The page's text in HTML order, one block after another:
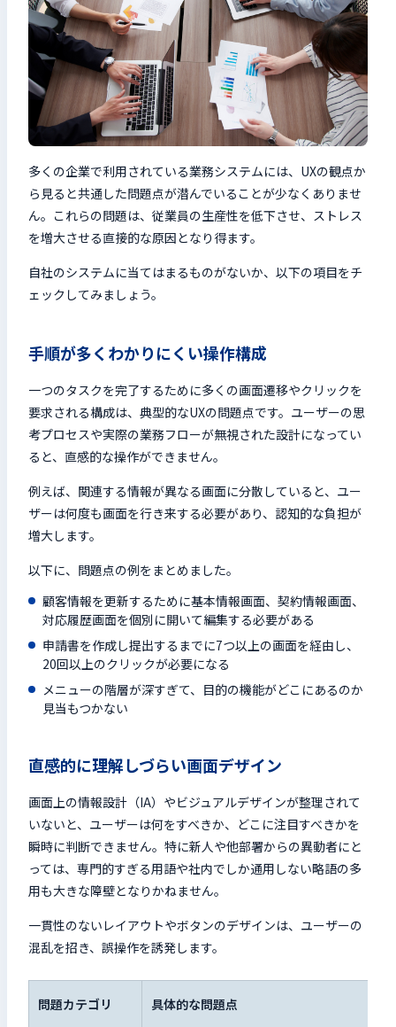
多くの企業で利用されている業務システムには、UXの観点か
ら見ると共通した問題点が潜んでいることが少なくありませ
ん。これらの問題は、従業員の生産性を低下させ、ストレス
を増大させる直接的な原因となり得ます。
自社のシステムに当てはまるものがないか、以下の項目をチ
ェックしてみましょう。
手順が多くわかりにくい操作構成
一つのタスクを完了するために多くの画面遷移やクリックを
要求される構成は、典型的なUXの問題点です。ユーザーの思
考プロセスや実際の業務フローが無視された設計になってい
ると、直感的な操作ができません。
例えば、関連する情報が異なる画面に分散していると、ユー
ザーは何度も画面を行き来する必要があり、認知的な負担が
増大します。
以下に、問題点の例をまとめました。
顧客情報を更新するために基本情報画面、契約情報画面、
対応履歴画面を個別に開いて編集する必要がある
申請書を作成し提出するまでに7つ以上の画面を経由し、
20回以上のクリックが必要になる
メニューの階層が深すぎて、目的の機能がどこにあるのか
見当もつかない
直感的に理解しづらい画面デザイン
画面上の情報設計（IA）やビジュアルデザインが整理されて
いないと、ユーザーは何をすべきか、どこに注目すべきかを
瞬時に判断できません。特に新人や他部署からの異動者にと
っては、専門的すぎる用語や社内でしか通用しない略語の多
用も大きな障壁となりかねません。
一貫性のないレイアウトやボタンのデザインは、ユーザーの
混乱を招き、誤操作を誘発します。
問題カテゴリ 具体的な問題点